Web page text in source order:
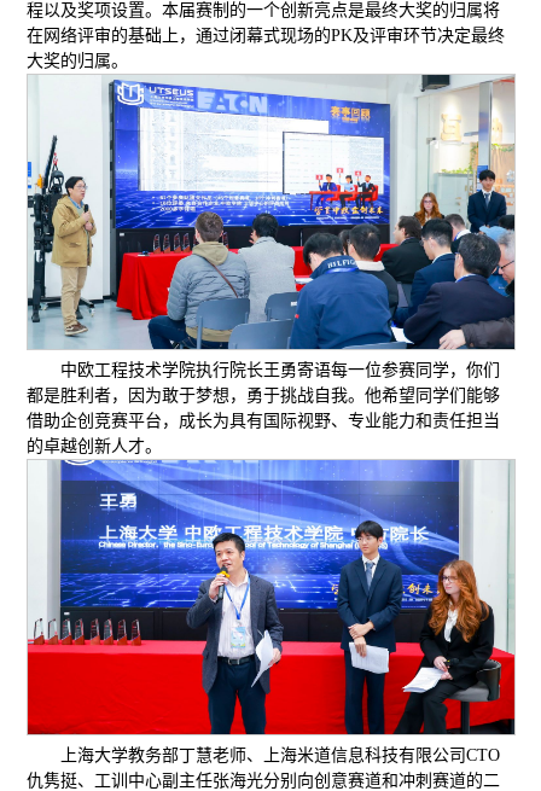
程以及奖项设置。本届赛制的一个创新亮点是最终大奖的归属将
在网络评审的基础上，通过闭幕式现场的PK及评审环节决定最终
大奖的归属。
中欧工程技术学院执行院长王勇寄语每一位参赛同学，你们
都是胜利者，因为敢于梦想，勇于挑战自我。他希望同学们能够
借助企创竞赛平台，成长为具有国际视野、专业能力和责任担当
的卓越创新人才。
上海大学教务部丁慧老师、上海米道信息科技有限公司CTO
仇隽挺、工训中心副主任张海光分别向创意赛道和冲刺赛道的二